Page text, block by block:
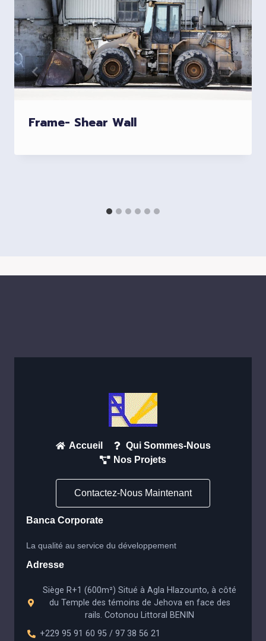
Frame- Shear Wall
Accueil
Qui Sommes-Nous
Nos Projets
Contactez-Nous Maintenant
Banca Corporate
La qualité au service du développement
Adresse
Siège R+1 (600m²) Situé à Agla Hlazounto, à côté
du Temple des témoins de Jehova en face des
rails. Cotonou Littoral BENIN
+229 95 91 60 95 / 97 38 56 21